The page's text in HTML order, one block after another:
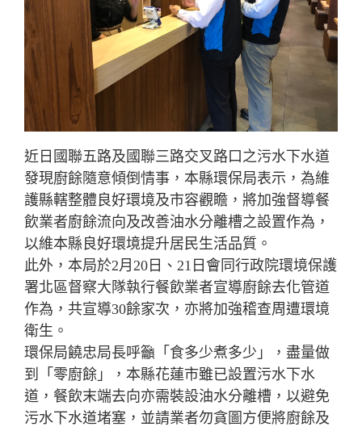
近日國聯五路及國聯三路交叉路口之污水下水道
發現廚餘隨意傾倒情事，本縣環保局表示，為維
護縣轄整體良好環境及市容觀瞻，將加強督導餐
飲業者廚餘流向及改善油水分離槽之設置作為，
以維本縣良好環境提升居民生活品質。
此外，本局於2月20日、21日會同行政院環境保護
署北區督察大隊執行餐飲業者宣導廚餘去化管道
作為，共宣導30餘家次，亦將加強稽查周遭環境
衛生。
環保局饒忠局長呼籲「食多少煮多少」，盡量做
到「零廚餘」，本縣花蓮市雖已設置污水下水
道，餐飲末端去向亦需裝設油水分離槽，以避免
污水下水道堵塞，並請業者勿貪圖方便將廚餘及